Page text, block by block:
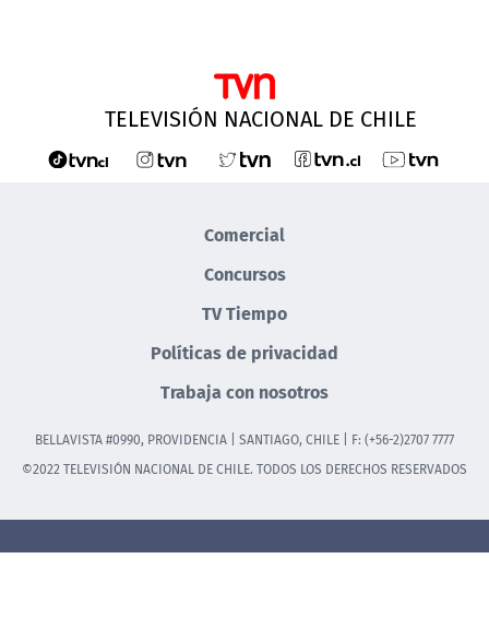
TELEVISIÓN NACIONAL DE CHILE
Comercial
Concursos
TV Tiempo
Políticas de privacidad
Trabaja con nosotros
BELLAVISTA #0990, PROVIDENCIA | SANTIAGO, CHILE | F: (+56-2)2707 7777
©2022 TELEVISIÓN NACIONAL DE CHILE. TODOS LOS DERECHOS RESERVADOS